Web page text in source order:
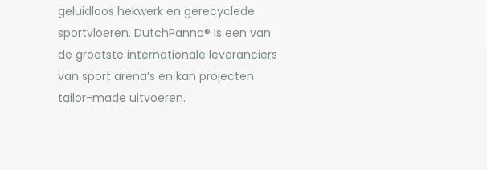
geluidloos hekwerk en gerecyclede
sportvloeren. DutchPanna® is een van
de grootste internationale leveranciers
van sport arena’s en kan projecten
tailor-made uitvoeren.